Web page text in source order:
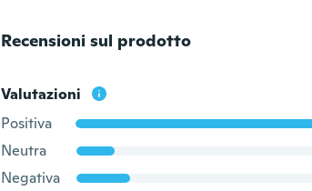
Recensioni sul prodotto
Valutazioni
Positiva
Neutra
Negativa